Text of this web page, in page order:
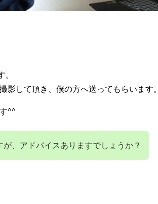
。
影して頂き、僕の方へ送ってもらいます。
^^
、アドバイスありますでしょうか？